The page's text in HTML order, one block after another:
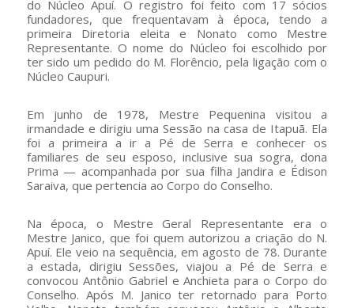
do Núcleo Apuí. O registro foi feito com 17 sócios
fundadores, que frequentavam à época, tendo a
primeira Diretoria eleita e Nonato como Mestre
Representante. O nome do Núcleo foi escolhido por
ter sido um pedido do M. Florêncio, pela ligação com o
Núcleo Caupuri.
Em junho de 1978, Mestre Pequenina visitou a
irmandade e dirigiu uma Sessão na casa de Itapuã. Ela
foi a primeira a ir a Pé de Serra e conhecer os
familiares de seu esposo, inclusive sua sogra, dona
Prima — acompanhada por sua filha Jandira e Édison
Saraiva, que pertencia ao Corpo do Conselho.
Na época, o Mestre Geral Representante era o
Mestre Janico, que foi quem autorizou a criação do N.
Apuí. Ele veio na sequência, em agosto de 78. Durante
a estada, dirigiu Sessões, viajou a Pé de Serra e
convocou Antônio Gabriel e Anchieta para o Corpo do
Conselho. Após M. Janico ter retornado para Porto